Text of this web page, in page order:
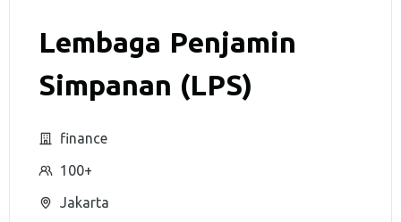
Lembaga Penjamin
Simpanan (LPS)
finance
100+
Jakarta